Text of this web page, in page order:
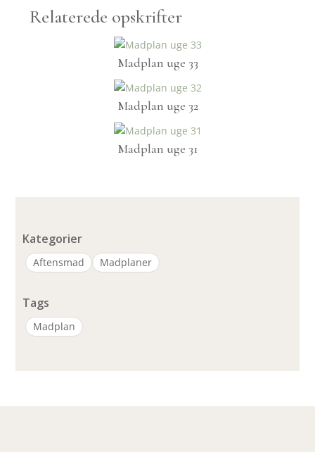
Relaterede opskrifter
Madplan uge 33
Madplan uge 32
Madplan uge 31
Kategorier
Aftensmad Madplaner
Tags
Madplan